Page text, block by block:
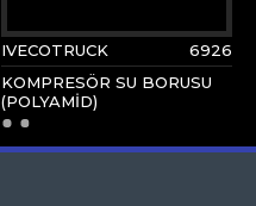
IVECOTRUCK
6926
KOMPRESÖR SU BORUSU
(POLYAMİD)